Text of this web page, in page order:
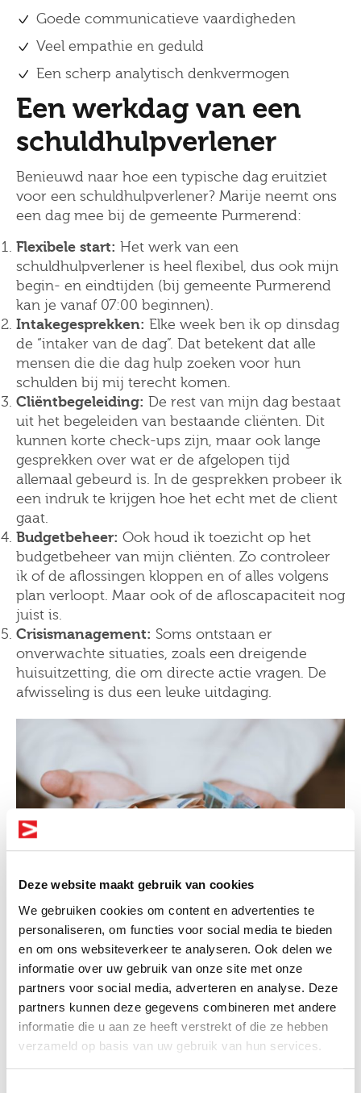
Deze website maakt gebruik van cookies
We gebruiken cookies om content en advertenties te
personaliseren, om functies voor social media te bieden
en om ons websiteverkeer te analyseren. Ook delen we
informatie over uw gebruik van onze site met onze
partners voor social media, adverteren en analyse. Deze
partners kunnen deze gegevens combineren met andere
informatie die u aan ze heeft verstrekt of die ze hebben
verzameld op basis van uw gebruik van hun services.
Goede communicatieve vaardigheden
Veel empathie en geduld
Een scherp analytisch denkvermogen
Een werkdag van een
schuldhulpverlener
Benieuwd naar hoe een typische dag eruitziet
voor een schuldhulpverlener? Marije neemt ons
een dag mee bij de gemeente Purmerend:
Flexibele start: Het werk van een
schuldhulpverlener is heel flexibel, dus ook mijn
begin- en eindtijden (bij gemeente Purmerend
kan je vanaf 07:00 beginnen).
Intakegesprekken: Elke week ben ik op dinsdag
de “intaker van de dag”. Dat betekent dat alle
mensen die die dag hulp zoeken voor hun
schulden bij mij terecht komen.
Cliëntbegeleiding: De rest van mijn dag bestaat
uit het begeleiden van bestaande cliënten. Dit
kunnen korte check-ups zijn, maar ook lange
gesprekken over wat er de afgelopen tijd
allemaal gebeurd is. In de gesprekken probeer ik
een indruk te krijgen hoe het echt met de client
gaat.
Budgetbeheer: Ook houd ik toezicht op het
budgetbeheer van mijn cliënten. Zo controleer
ik of de aflossingen kloppen en of alles volgens
plan verloopt. Maar ook of de afloscapaciteit nog
juist is.
Crisismanagement: Soms ontstaan er
onverwachte situaties, zoals een dreigende
huisuitzetting, die om directe actie vragen. De
afwisseling is dus een leuke uitdaging.
Wat verdient een
schuldhulpverlener?
Het salaris van een schuldhulpverlener hangt
natuurlijk wel af van ervaring, opleiding en de
Altijd als 1e op de hoogte van de
nieuwste vacatures als je een job
alert aanmaakt!